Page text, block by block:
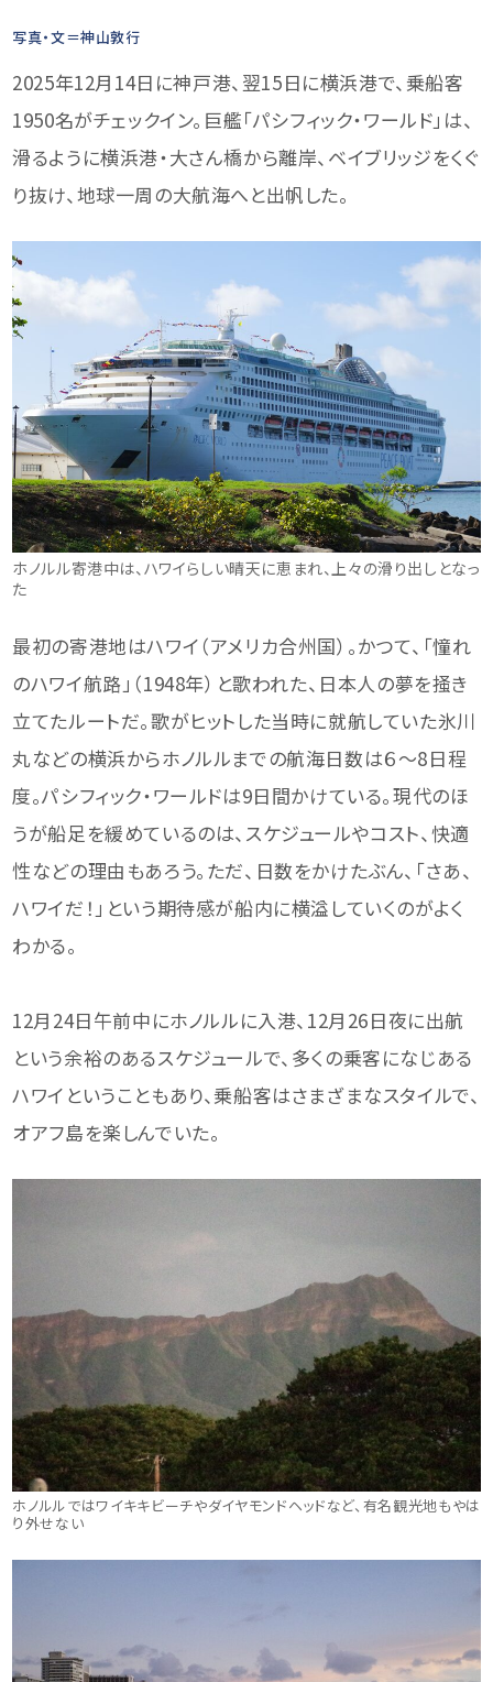
写真・文＝神山敦行
2025年12月14日に神戸港、翌15日に横浜港で、乗船客
1950名がチェックイン。巨艦「パシフィック・ワールド」は、
滑るように横浜港・大さん橋から離岸、ベイブリッジをくぐ
り抜け、地球一周の大航海へと出帆した。
ホノルル寄港中は、ハワイらしい晴天に恵まれ、上々の滑り出しとなっ
た
最初の寄港地はハワイ（アメリカ合州国）。かつて、「憧れ
のハワイ航路」（1948年）と歌われた、日本人の夢を掻き
立てたルートだ。歌がヒットした当時に就航していた氷川
丸などの横浜からホノルルまでの航海日数は６～8日程
度。パシフィック・ワールドは9日間かけている。現代のほ
うが船足を緩めているのは、スケジュールやコスト、快適
性などの理由もあろう。ただ、日数をかけたぶん、「さあ、
ハワイだ！」という期待感が船内に横溢していくのがよく
わかる。
12月24日午前中にホノルルに入港、12月26日夜に出航
という余裕のあるスケジュールで、多くの乗客になじある
ハワイということもあり、乗船客はさまざまなスタイルで、
オアフ島を楽しんでいた。
ホノルルではワイキキビーチやダイヤモンドヘッドなど、有名観光地もやは
り外せない